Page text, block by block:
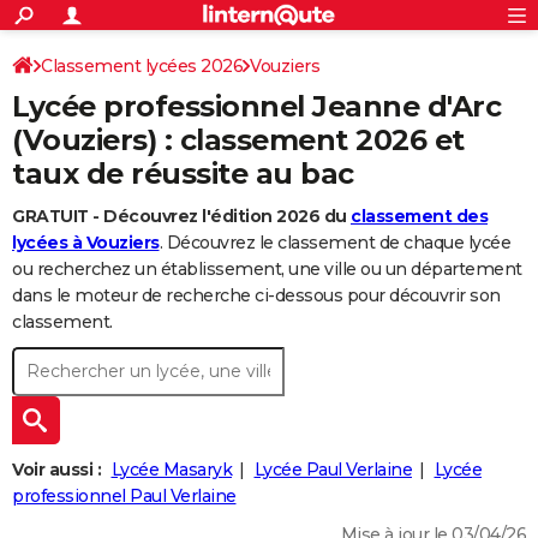
ACTUALITÉS
Politique
Société
Faits Divers
Education
Monde
Villes
+
SPORT
Coupe du monde 2026
Football
Tennis
Cyclisme
Rugby
Forum
CULTURE
Programme TV
TNT
Streaming
Cinéma
Sorties cinéma
Musique
+
FINANCE
Retraite
Impôts
Epargne
Immobilier
Risques naturels par ville
Banque
Assurance
Crédit
AUTO
Essais
Réserver un essai
Citadines
Berlines
SUV
Forum auto
+
HIGH-TECH
Mobiles
Meilleur smartphone
Internet
Ordinateurs
Jeux vidéo
Guide high-tech
+
BRICOLAGE
Forum
Aménagement intérieur
Extérieur
Cuisine
Salle de bains
Jardinage
Rangement
WEEK-END
Guides de France
Escapades
Patrimoine
Expositions
Musées
Week-end nature
+LIFESTYLE
Art de vivre
Bien-être
Loisirs
Mode
Modes de vie
+SANTE
S'inscrire
Connexion
Classement lycées 2026 Vouziers
Lycée professionnel Jeanne d'Arc
(Vouziers) : classement 2026 et
taux de réussite au bac
GRATUIT - Découvrez l'édition 2026 du classement des
lycées à Vouziers. Découvrez le classement de chaque lycée
ou recherchez un établissement, une ville ou un département
dans le moteur de recherche ci-dessous pour découvrir son
classement.
Voir aussi : Lycée Masaryk Lycée Paul Verlaine
Lycée
professionnel Paul Verlaine